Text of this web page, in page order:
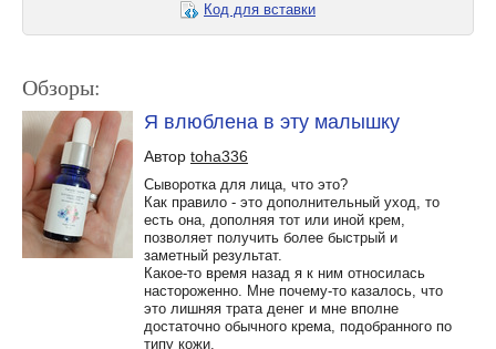
Код для вставки
Обзоры:
Я влюблена в эту малышку
Автор toha336
Сыворотка для лица, что это?
Как правило - это дополнительный уход, то
есть она, дополняя тот или иной крем,
позволяет получить более быстрый и
заметный результат.
Какое-то время назад я к ним относилась
настороженно. Мне почему-то казалось, что
это лишняя трата денег и мне вполне
достаточно обычного крема, подобранного по
типу кожи.